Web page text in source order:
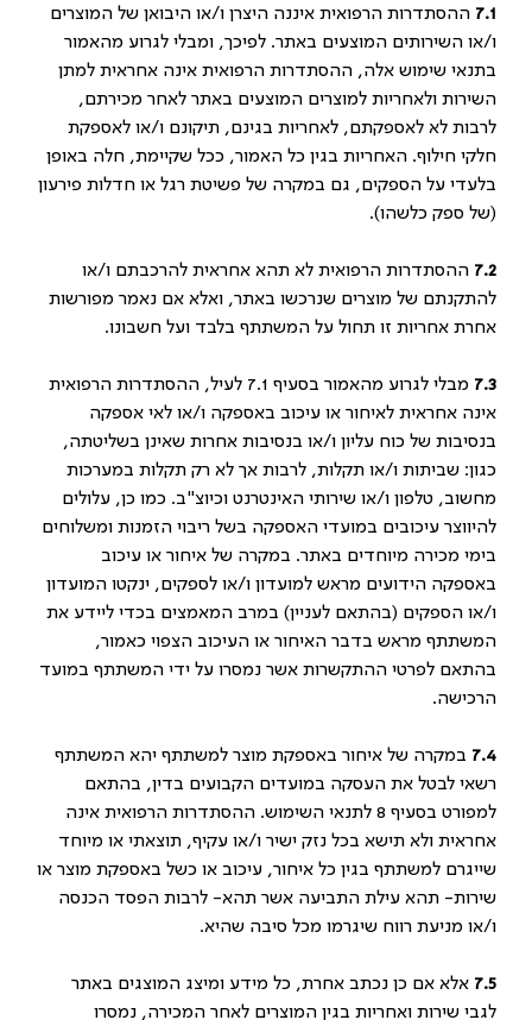
7.1 ההסתדרות הרפואית איננה היצרן ו/או היבואן של המוצרים
ו/או השירותים המוצעים באתר. לפיכך, ומבלי לגרוע מהאמור
בתנאי שימוש אלה, ההסתדרות הרפואית אינה אחראית למתן
השירות ולאחריות למוצרים המוצעים באתר לאחר מכירתם,
לרבות לא לאספקתם, לאחריות בגינם, תיקונם ו/או לאספקת
חלקי חילוף. האחריות בגין כל האמור, ככל שקיימת, חלה באופן
בלעדי על הספקים, גם במקרה של פשיטת רגל או חדלות פירעון
(של ספק כלשהו).
7.2 ההסתדרות הרפואית לא תהא אחראית להרכבתם ו/או
להתקנתם של מוצרים שנרכשו באתר, ואלא אם נאמר מפורשות
אחרת אחריות זו תחול על המשתתף בלבד ועל חשבונו.
7.3
מבלי לגרוע מהאמור בסעיף 7.1 לעיל, ההסתדרות הרפואית
אינה אחראית לאיחור או עיכוב באספקה ו/או לאי אספקה
בנסיבות של כוח עליון ו/או בנסיבות אחרות שאינן בשליטתה,
כגון: שביתות ו/או תקלות, לרבות אך לא רק תקלות במערכות
מחשוב, טלפון ו/או שירותי האינטרנט וכיוצ"ב. כמו כן, עלולים
להיווצר עיכובים במועדי האספקה בשל ריבוי הזמנות ומשלוחים
בימי מכירה מיוחדים באתר. במקרה של איחור או עיכוב
באספקה הידועים מראש למועדון ו/או לספקים, ינקטו המועדון
ו/או הספקים (בהתאם לעניין) במרב המאמצים בכדי ליידע את
המשתתף מראש בדבר האיחור או העיכוב הצפוי כאמור,
בהתאם לפרטי ההתקשרות אשר נמסרו על ידי המשתתף במועד
הרכישה.
7.4 במקרה של איחור באספקת מוצר למשתתף יהא המשתתף
רשאי לבטל את העסקה במועדים הקבועים בדין, בהתאם
למפורט בסעיף 8 לתנאי השימוש. ההסתדרות הרפואית אינה
אחראית ולא תישא בכל נזק ישיר ו/או עקיף, תוצאתי או מיוחד
שייגרם למשתתף בגין כל איחור, עיכוב או כשל באספקת מוצר או
שירות- תהא עילת התביעה אשר תהא- לרבות הפסד הכנסה
ו/או מניעת רווח שיגרמו מכל סיבה שהיא.
7.5 אלא אם כן נכתב אחרת, כל מידע ומיצג המוצגים באתר
לגבי שירות ואחריות בגין המוצרים לאחר המכירה, נמסרו